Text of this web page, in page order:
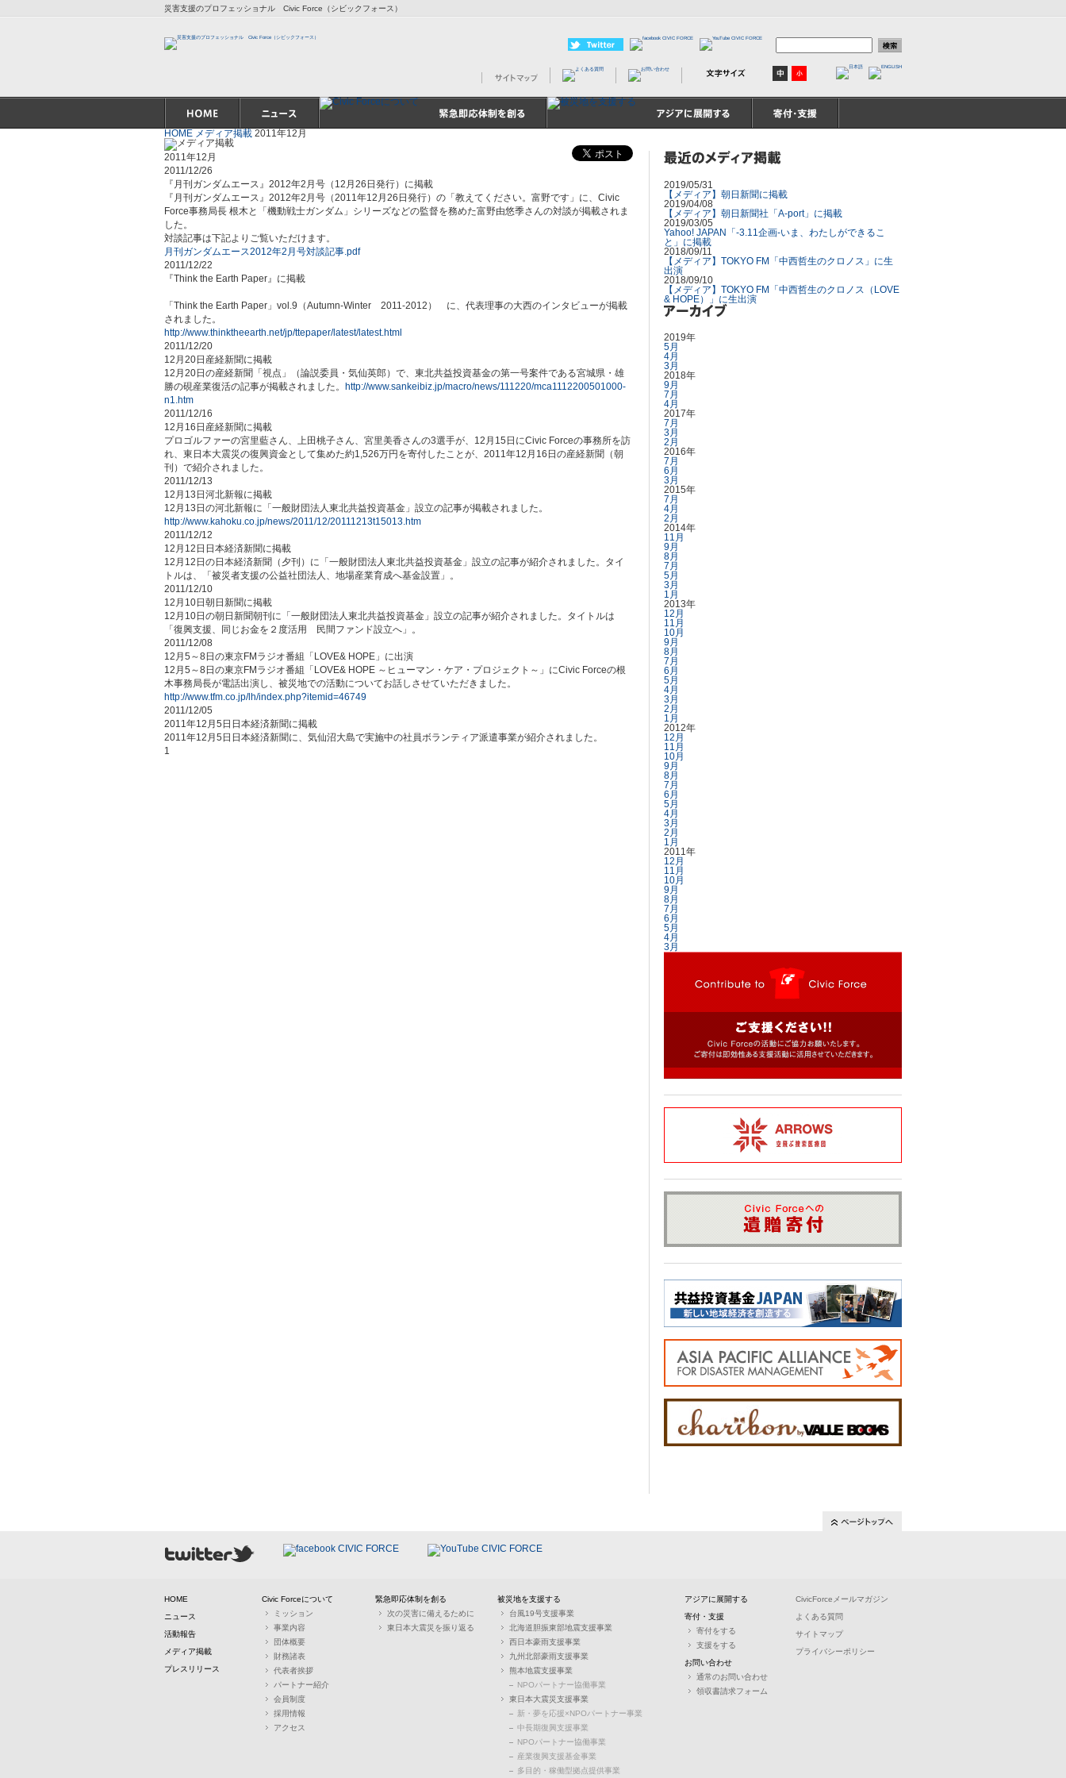
災害支援のプロフェッショナル Civic Force（シビックフォース）
HOME メディア掲載 2011年12月
2011年12月
2011/12/26
『月刊ガンダムエース』2012年2月号（12月26日発行）に掲載
『月刊ガンダムエース』2012年2月号（2011年12月26日発行）の「教えてください。富野です」に、Civic
Force事務局長 根木と「機動戦士ガンダム」シリーズなどの監督を務めた富野由悠季さんの対談が掲載されま
した。
対談記事は下記よりご覧いただけます。
月刊ガンダムエース2012年2月号対談記事.pdf
2011/12/22
『Think the Earth Paper』に掲載
「Think the Earth Paper」vol.9（Autumn-Winter 2011-2012） に、代表理事の大西のインタビューが掲載
されました。
http://www.thinktheearth.net/jp/ttepaper/latest/latest.html
2011/12/20
12月20日産経新聞に掲載
12月20日の産経新聞「視点」（論説委員・気仙英郎）で、東北共益投資基金の第一号案件である宮城県・雄
勝の硯産業復活の記事が掲載されました。 http://www.sankeibiz.jp/macro/news/111220/mca1112200501000-
n1.htm
2011/12/16
12月16日産経新聞に掲載
プロゴルファーの宮里藍さん、上田桃子さん、宮里美香さんの3選手が、12月15日にCivic Forceの事務所を訪
れ、東日本大震災の復興資金として集めた約1,526万円を寄付したことが、2011年12月16日の産経新聞（朝
刊）で紹介されました。
2011/12/13
12月13日河北新報に掲載
12月13日の河北新報に「一般財団法人東北共益投資基金」設立の記事が掲載されました。
http://www.kahoku.co.jp/news/2011/12/20111213t15013.htm
2011/12/12
12月12日日本経済新聞に掲載
12月12日の日本経済新聞（夕刊）に「一般財団法人東北共益投資基金」設立の記事が紹介されました。タイ
トルは、
「被災者支援の公益社団法人、地場産業育成へ基金設置」。
2011/12/10
12月10日朝日新聞に掲載
12月10日の朝日新聞朝刊に「一般財団法人東北共益投資基金」設立の記事が紹介されました。タイトルは
「 復興支援、同じお金を２度活用 民間ファンド設立へ」。
2011/12/08
12月5～8日の東京FMラジオ番組「LOVE& HOPE」に出演
12月5～8日の東京FMラジオ番組「LOVE& HOPE ～ヒューマン・ケア・プロジェクト～」にCivic Forceの根
木事務局長が電話出演し、被災地での活動についてお話しさせていただきました。
http://www.tfm.co.jp/lh/index.php?itemid=46749
2011/12/05
2011年12月5日日本経済新聞に掲載
2011年12月5日日本経済新聞に、気仙沼大島で実施中の社員ボランティア派遣事業が紹介されました。
1
2019/05/31
【メディア】朝日新聞に掲載
2019/04/08
【メディア】朝日新聞社「A-port」に掲載
2019/03/05
Yahoo! JAPAN「-3.11企画-いま、わたしができるこ
と」に掲載
2018/09/11
【メディア】TOKYO FM「中西哲生のクロノス」に生
出演
2018/09/10
【メディア】TOKYO FM「中西哲生のクロノス（LOVE
& HOPE）」に生出演
2019年
5月
4月
3月
2018年
9月
7月
4月
2017年
7月
3月
2月
2016年
7月
6月
3月
2015年
7月
4月
2月
2014年
11月
9月
8月
7月
5月
3月
1月
2013年
12月
11月
10月
9月
8月
7月
6月
5月
4月
3月
2月
1月
2012年
12月
11月
10月
9月
8月
7月
6月
5月
4月
3月
2月
1月
2011年
12月
11月
10月
9月
8月
7月
6月
5月
4月
3月
HOME
ニュース
活動報告
メディア掲載
プレスリリース
Civic Forceについて
ミッション
事業内容
団体概要
財務諸表
代表者挨拶
パートナー紹介
会員制度
採用情報
アクセス
緊急即応体制を創る
次の災害に備えるために
東日本大震災を振り返る
被災地を支援する
台風19号支援事業
北海道胆振東部地震支援事業
西日本豪雨支援事業
九州北部豪雨支援事業
熊本地震支援事業
NPOパートナー協働事業
東日本大震災支援事業
新・夢を応援×NPOパートナー事業
中長期復興支援事業
NPOパートナー協働事業
産業復興支援基金事業
多目的・稼働型拠点提供事業
アジアに展開する
寄付・支援
寄付をする
支援をする
お問い合わせ
通常のお問い合わせ
領収書請求フォーム
CivicForceメールマガジン
よくある質問
サイトマップ
プライバシーポリシー